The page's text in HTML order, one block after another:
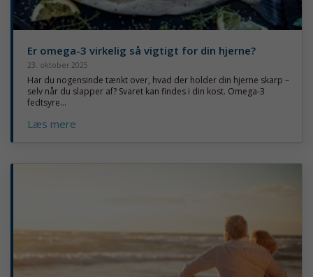
Er omega-3 virkelig så vigtigt for din hjerne?
23. oktober 2025
Har du nogensinde tænkt over, hvad der holder din hjerne skarp –
selv når du slapper af? Svaret kan findes i din kost. Omega-3
fedtsyre...
Læs mere